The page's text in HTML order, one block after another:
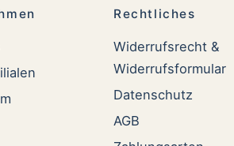
Rechtliches
Widerrufsrecht &
Widerrufsformular
Datenschutz
AGB